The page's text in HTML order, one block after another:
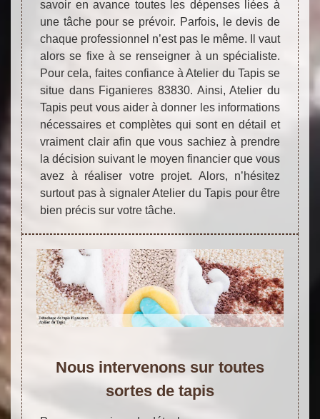
savoir en avance toutes les dépenses liées à
une tâche pour se prévoir. Parfois, le devis de
chaque professionnel n’est pas le même. Il vaut
alors se fixe à se renseigner à un spécialiste.
Pour cela, faites confiance à Atelier du Tapis se
situe dans Figanieres 83830. Ainsi, Atelier du
Tapis peut vous aider à donner les informations
nécessaires et complètes qui sont en détail et
vraiment clair afin que vous sachiez à prendre
la décision suivant le moyen financier que vous
avez à réaliser votre projet. Alors, n’hésitez
surtout pas à signaler Atelier du Tapis pour être
bien précis sur votre tâche.
Nous intervenons sur toutes
sortes de tapis